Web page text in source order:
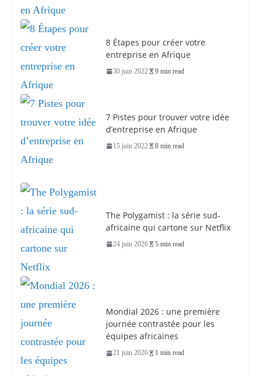
8 Étapes pour créer votre
entreprise en Afrique
30 juin 2022 9 min read
7 Pistes pour trouver votre idée
d’entreprise en Afrique
15 juin 2022 8 min read
The Polygamist : la série sud-
africaine qui cartone sur Netflix
24 juin 2026 5 min read
Mondial 2026 : une première
journée contrastée pour les
équipes africaines
21 juin 2026 1 min read